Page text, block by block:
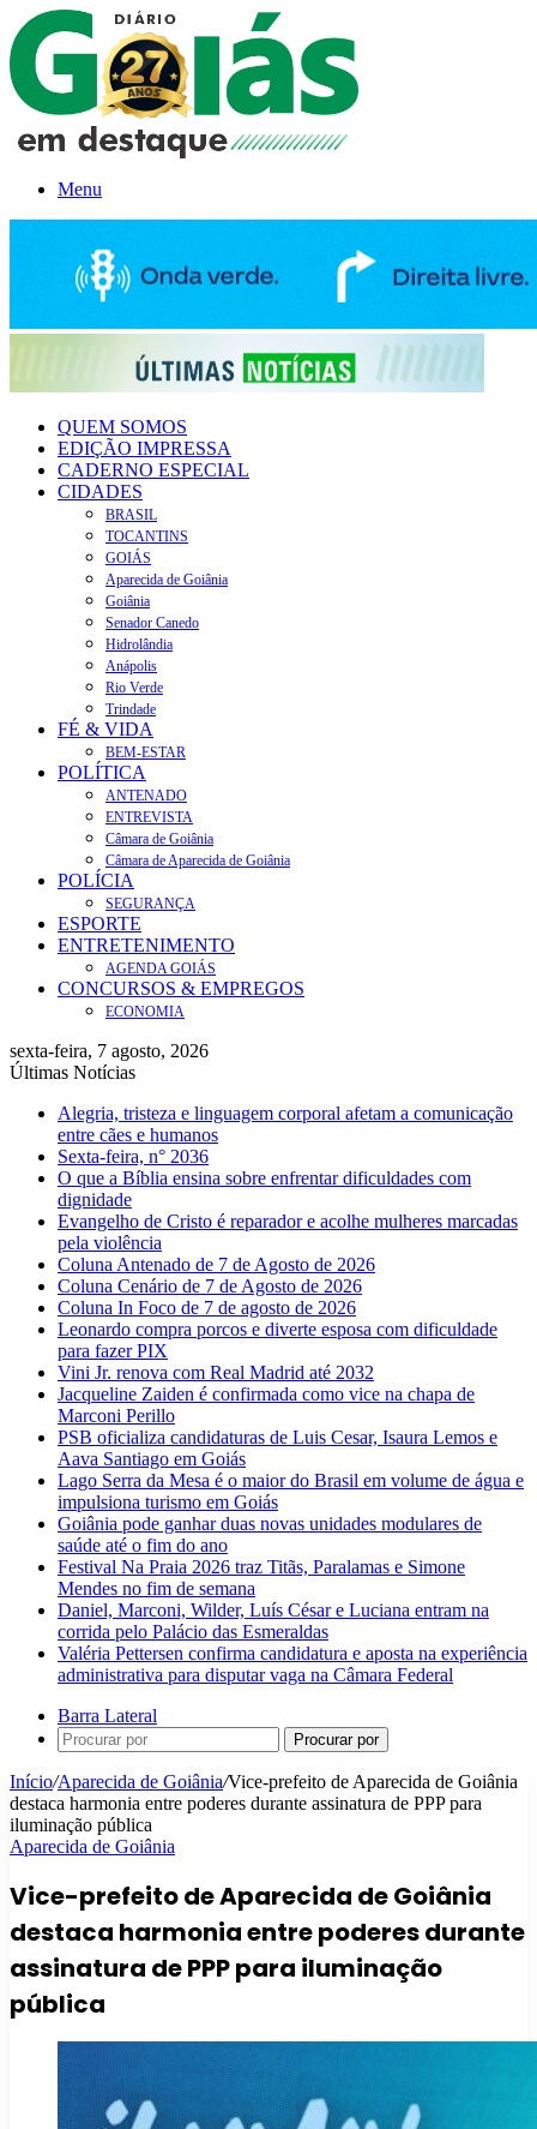
Menu
QUEM SOMOS
EDIÇÃO IMPRESSA
CADERNO ESPECIAL
CIDADES
BRASIL
TOCANTINS
GOIÁS
Aparecida de Goiânia
Goiânia
Senador Canedo
Hidrolândia
Anápolis
Rio Verde
Trindade
FÉ & VIDA
BEM-ESTAR
POLÍTICA
ANTENADO
ENTREVISTA
Câmara de Goiânia
Câmara de Aparecida de Goiânia
POLÍCIA
SEGURANÇA
ESPORTE
ENTRETENIMENTO
AGENDA GOIÁS
CONCURSOS & EMPREGOS
ECONOMIA
sexta-feira, 7 agosto, 2026
Últimas Notícias
Alegria, tristeza e linguagem corporal afetam a comunicação
entre cães e humanos
Sexta-feira, n° 2036
O que a Bíblia ensina sobre enfrentar dificuldades com
dignidade
Evangelho de Cristo é reparador e acolhe mulheres marcadas
pela violência
Coluna Antenado de 7 de Agosto de 2026
Coluna Cenário de 7 de Agosto de 2026
Coluna In Foco de 7 de agosto de 2026
Leonardo compra porcos e diverte esposa com dificuldade
para fazer PIX
Vini Jr. renova com Real Madrid até 2032
Jacqueline Zaiden é confirmada como vice na chapa de
Marconi Perillo
PSB oficializa candidaturas de Luis Cesar, Isaura Lemos e
Aava Santiago em Goiás
Lago Serra da Mesa é o maior do Brasil em volume de água e
impulsiona turismo em Goiás
Goiânia pode ganhar duas novas unidades modulares de
saúde até o fim do ano
Festival Na Praia 2026 traz Titãs, Paralamas e Simone
Mendes no fim de semana
Daniel, Marconi, Wilder, Luís César e Luciana entram na
corrida pelo Palácio das Esmeraldas
Valéria Pettersen confirma candidatura e aposta na experiência
administrativa para disputar vaga na Câmara Federal
Barra Lateral
Procurar por
Início/Aparecida de Goiânia/Vice-prefeito de Aparecida de Goiânia
destaca harmonia entre poderes durante assinatura de PPP para
iluminação pública
Aparecida de Goiânia
Vice-prefeito de Aparecida de Goiânia
destaca harmonia entre poderes durante
assinatura de PPP para iluminação
pública